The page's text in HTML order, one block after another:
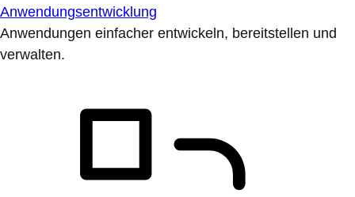
Anwendungsentwicklung
Anwendungen einfacher entwickeln, bereitstellen und
verwalten.